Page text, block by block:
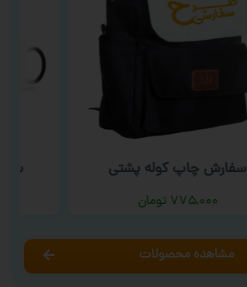
سفارش چاپ کوله پشتی
۷۷۵,۰۰۰ تومان
مشاهده محصولات